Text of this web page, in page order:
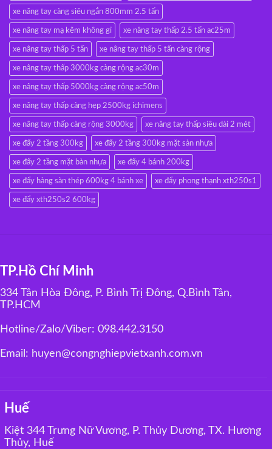
xe nâng tay càng siêu ngắn 800mm 2.5 tấn
xe nâng tay mạ kẽm không gỉ xe nâng tay thấp 2.5 tấn ac25m
xe nâng tay thấp 5 tấn xe nâng tay thấp 5 tấn càng rộng
xe nâng tay thấp 3000kg càng rộng ac30m
xe nâng tay thấp 5000kg càng rộng ac50m
xe nâng tay thấp càng hẹp 2500kg ichimens
xe nâng tay thấp càng rộng 3000kg xe nâng tay thấp siêu dài 2 mét
xe đẩy 2 tầng 300kg xe đẩy 2 tầng 300kg mặt sàn nhựa
xe đẩy 2 tầng mặt bàn nhựa xe đẩy 4 bánh 200kg
xe đẩy hàng sàn thép 600kg 4 bánh xe xe đẩy phong thạnh xth250s1
xe đẩy xth250s2 600kg
TP.Hồ Chí Minh
334 Tân Hòa Đông, P. Bình Trị Đông, Q.Bình Tân,
TP.HCM
Hotline/Zalo/Viber: 098.442.3150
Email: huyen@congnghiepvietxanh.com.vn
Huế
Kiệt 344 Trưng Nữ Vương, P. Thủy Dương, TX. Hương
Thủy, Huế